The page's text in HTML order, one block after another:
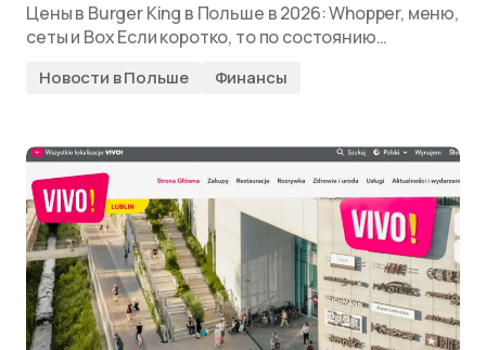
Цены в Burger King в Польше в 2026: Whopper, меню,
сеты и Box Если коротко, то по состоянию…
Новости в Польше Финансы